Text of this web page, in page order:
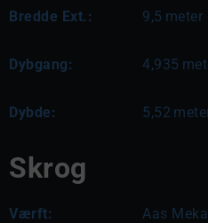
Bredde Ext.: 9,5 meter
Dybgang: 4,935
Dybde: 5,52
Skrog
Værft:
Aas